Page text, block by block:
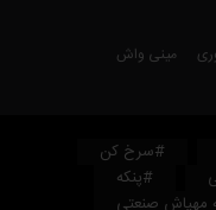
مینی واش
#سرخ کن
#پنکه
مهپاش صنعتی